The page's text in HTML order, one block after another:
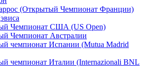
(Открытый Чемпионат Франции)
Чемпионат США (US Open)
Чемпионат Австралии
чемпионат Испании (Mutua Madrid
чемпионат Италии (Internazionali BNL